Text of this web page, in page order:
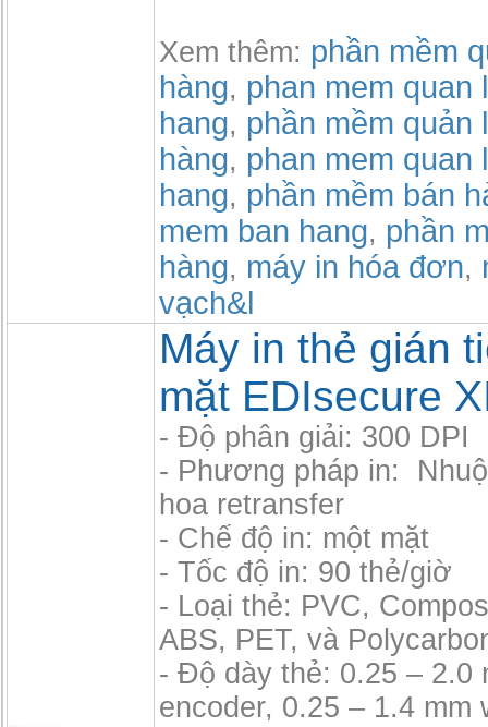
Xem thêm: phần mềm
hàng, phan mem quan
hang, phần mềm quản
hàng, phan mem quan
hang, phần mềm bán
mem ban hang, phần
hàng, máy in hóa đơn,
vạch&l
Máy in thẻ gián
mặt EDIsecure
- Độ phân giải: 300 DPI
- Phương pháp in:
hoa retransfer
- Chế độ in: một mặt
- Tốc độ in: 90 thẻ/giờ
- Loại thẻ: PVC,
ABS, PET, và
- Độ dày thẻ: 0.25 – 2.0
encoder, 0.25 – 1.4 mm